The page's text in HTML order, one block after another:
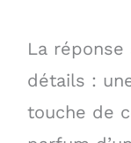
La
détails :
touche de